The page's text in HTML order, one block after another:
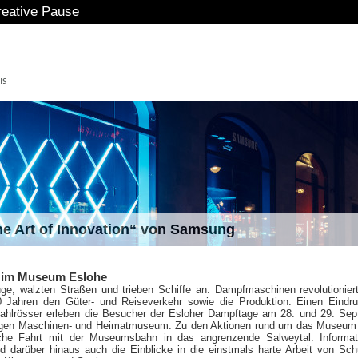
Pause
Art of Innovation“ von Samsung
Museum Eslohe
walzten Straßen und trieben Schiffe an: Dampfmaschinen
Jahren den Güter- und Reiseverkehr sowie die Produktion. Einen
erleben die Besucher der Esloher Dampftage am 28. und 29.
Maschinen- und Heimatmuseum. Zu den Aktionen rund um das
Fahrt mit der Museumsbahn in das angrenzende Salweytal.
darüber hinaus auch die Einblicke in die einstmals harte Arbeit von